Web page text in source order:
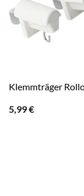
Klemmträger
5,99€